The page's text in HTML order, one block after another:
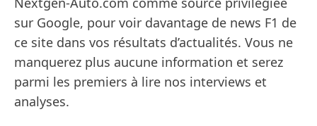
sur Google, pour voir davantage de news F1 de
ce site dans vos résultats d’actualités. Vous ne
manquerez plus aucune information et serez
parmi les premiers à lire nos interviews et
analyses.